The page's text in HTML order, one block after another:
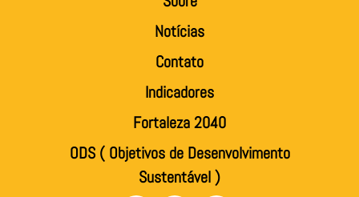
Notícias
Contato
Indicadores
Fortaleza 2040
ODS ( Objetivos de Desenvolvimento
Sustentável )